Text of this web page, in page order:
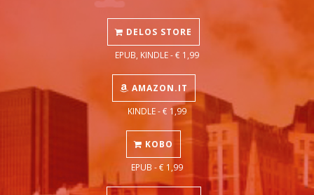
DELOS STORE
EPUB, KINDLE - € 1,99
AMAZON.IT
KINDLE - € 1,99
KOBO
EPUB - € 1,99